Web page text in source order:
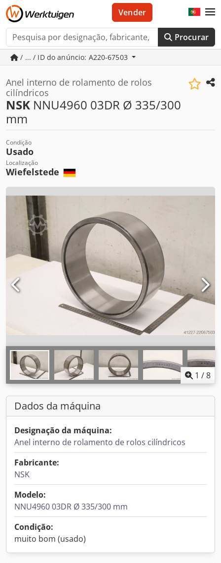
Procurar
Vender
/ ... / ID do anúncio: A220-67503
Anel interno de rolamento de rolos
cilíndricos
NSK NNU4960 03DR Ø 335/300
mm
Condição
Usado
Localização
Wiefelstede
1 /8
Dados da máquina
Designação da máquina:
Anel interno de rolamento de rolos cilíndricos
Fabricante:
NSK
Modelo:
NNU4960 03DR Ø 335/300 mm
Condição:
muito bom (usado)